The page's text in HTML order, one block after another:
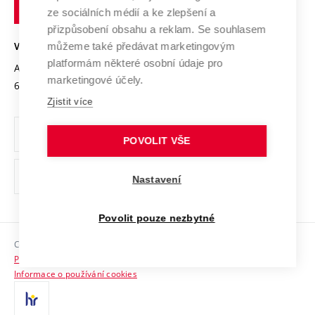
Open Science
Projekty
Projekty ze strukturálních fondů
Specifický výzkum
Mezinárodní dohody
Univerzitní sítě
Podnikavá univerzita / ContriBUTe
Bezpečná univerzita
Vyznamenání
Organizační struktura
Ochrana osobních údajů
odkaz)
Sociální bezpečí
HR Award
Kontakty
technické
Brně
VYSOKÉ UČENÍ TECHNICKÉ V BRNĚ
Antonínská 548/1
602 00 Brno
www.vut.cz
vut@vutbr.cz
Copyright © 2026 VUT
Prohlášení o přístupnosti
Informace o používání cookies
ze sociálních médií a ke zlepšení a
přizpůsobení obsahu a reklam. Se souhlasem
můžeme také předávat marketingovým
platformám některé osobní údaje pro
marketingové účely.
Zjistit více
POVOLIT VŠE
Nastavení
Povolit pouze nezbytné